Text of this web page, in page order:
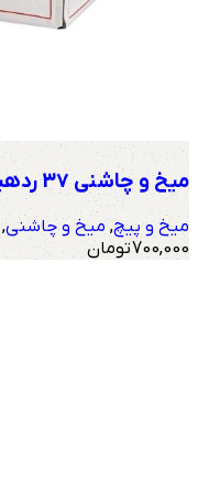
میخ و چاشنی 37 ردهیت RED HIT
میخ و پیچ,میخ و چاشنی,
700,000تومان